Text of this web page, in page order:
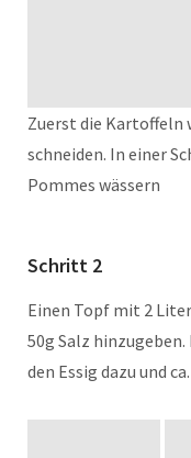
Zuerst die Kartoffeln
schneiden. In einer
Pommes wässern
Schritt 2
Einen Topf mit 2
50g Salz
den Essig dazu und